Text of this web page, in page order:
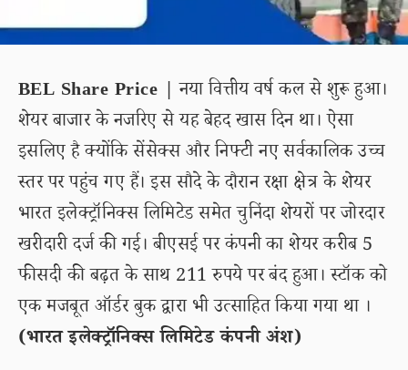
BEL Share Price | नया वित्तीय वर्ष कल से शुरू हुआ।
शेयर बाजार के नजरिए से यह बेहद खास दिन था। ऐसा
इसलिए है क्योंकि सेंसेक्स और निफ्टी नए सर्वकालिक उच्च
स्तर पर पहुंच गए हैं। इस सौदे के दौरान रक्षा क्षेत्र के शेयर
भारत इलेक्ट्रॉनिक्स लिमिटेड समेत चुनिंदा शेयरों पर जोरदार
खरीदारी दर्ज की गई। बीएसई पर कंपनी का शेयर करीब 5
फीसदी की बढ़त के साथ 211 रुपये पर बंद हुआ। स्टॉक को
एक मजबूत ऑर्डर बुक द्वारा भी उत्साहित किया गया था ।
(भारत इलेक्ट्रॉनिक्स लिमिटेड कंपनी अंश)